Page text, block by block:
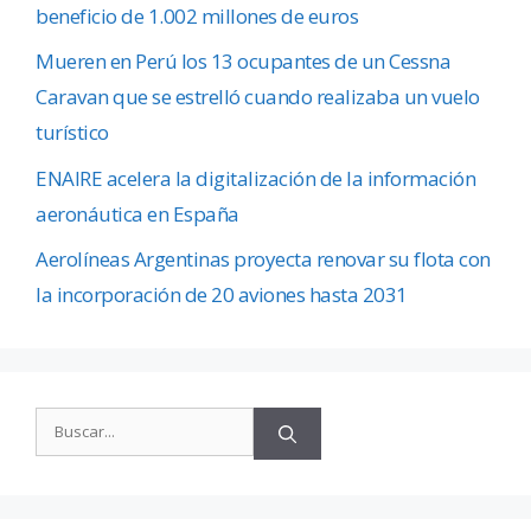
beneficio de 1.002 millones de euros
Mueren en Perú los 13 ocupantes de un Cessna
Caravan que se estrelló cuando realizaba un vuelo
turístico
ENAIRE acelera la digitalización de la información
aeronáutica en España
Aerolíneas Argentinas proyecta renovar su flota con
la incorporación de 20 aviones hasta 2031